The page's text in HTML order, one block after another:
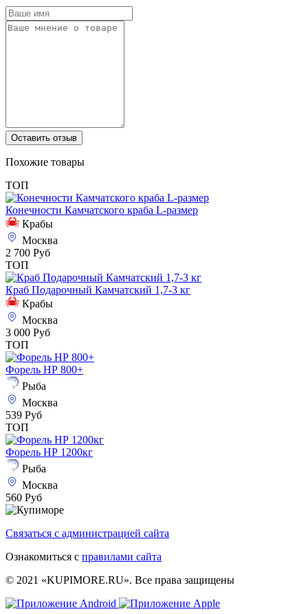
Оставить отзыв
Похожие товары
ТОП
Конечности Камчатского краба L-размер
Крабы
Москва
2 700 Руб
ТОП
Краб Подарочный Камчатский 1,7-3 кг
Крабы
Москва
3 000 Руб
ТОП
Форель НР 800+
Рыба
Москва
539 Руб
ТОП
Форель НР 1200кг
Рыба
Москва
560 Руб
Связаться с администрацией сайта
Ознакомиться с правилами сайта
© 2021 «KUPIMORE.RU». Все права защищены